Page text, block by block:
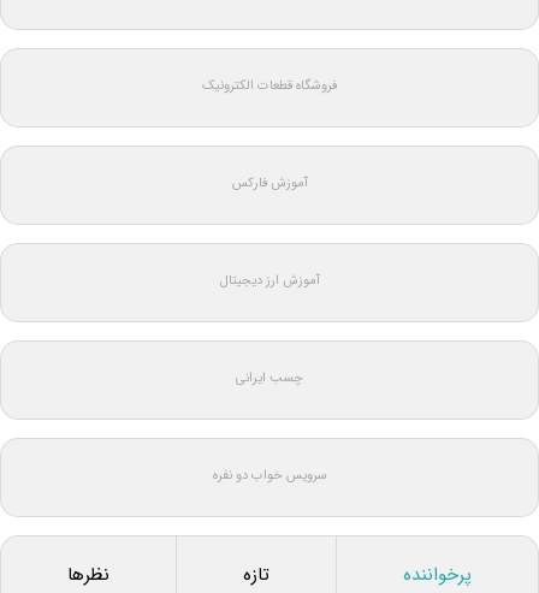
فروشگاه قطعات الکترونیک
آموزش فارکس
آموزش ارز دیجیتال
چسب ایرانی
سرویس خواب دو نفره
پرخواننده تازه نظرها